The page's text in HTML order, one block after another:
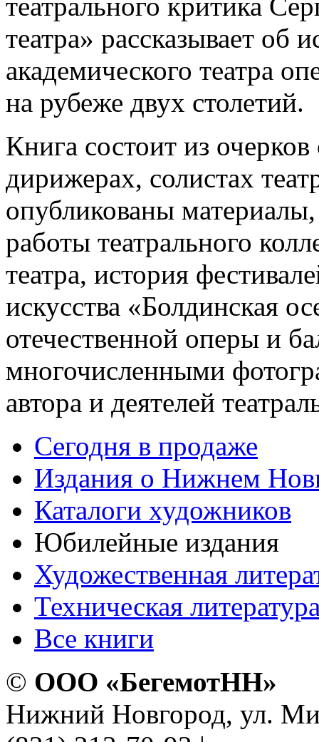
театра» рассказывает об
академического театра
на рубеже двух столетий.
Книга состоит из
дирижерах, солистах
опубликованы
работы театрального
театра, история
искусства «Болдинская
отечественной оперы и
многочисленными
автора и деятелей
Сегодня в продаже
Издания о Нижнем
Каталоги художников
Юбилейные издания
Художественная
Техническая
Все книги
© ООО «БегемотНН»
Нижний Новгород, ул.